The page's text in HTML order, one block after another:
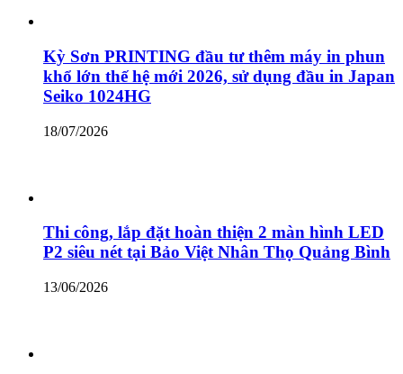
Kỳ Sơn PRINTING đầu tư thêm máy in phun
khổ lớn thế hệ mới 2026, sử dụng đầu in Japan
Seiko 1024HG
18/07/2026
Thi công, lắp đặt hoàn thiện 2 màn hình LED
P2 siêu nét tại Bảo Việt Nhân Thọ Quảng Bình
13/06/2026